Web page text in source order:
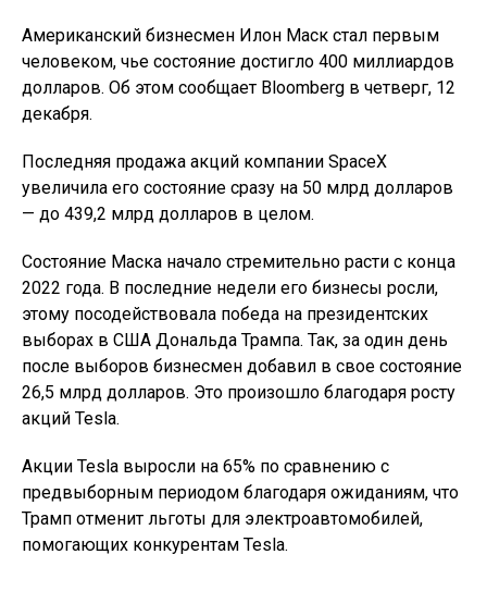
Американский бизнесмен Илон Маск стал первым
человеком, чье состояние достигло 400 миллиардов
долларов. Об этом сообщает Bloomberg в четверг, 12
декабря.
Последняя продажа акций компании SpaceX
увеличила его состояние сразу на 50 млрд долларов
— до 439,2 млрд долларов в целом.
Состояние Маска начало стремительно расти с конца
2022 года. В последние недели его бизнесы росли,
этому посодействовала победа на президентских
выборах в США Дональда Трампа. Так, за один день
после выборов бизнесмен добавил в свое состояние
26,5 млрд долларов. Это произошло благодаря росту
акций Tesla.
Акции Tesla выросли на 65% по сравнению с
предвыборным периодом благодаря ожиданиям, что
Трамп отменит льготы для электроавтомобилей,
помогающих конкурентам Tesla.